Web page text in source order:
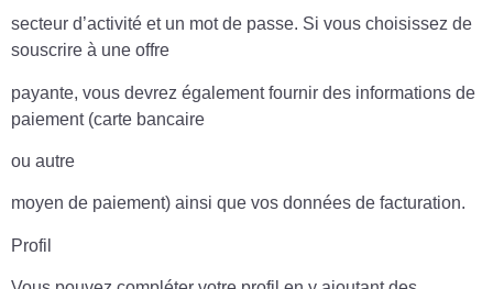
secteur d’activité et un mot de passe. Si vous choisissez de
souscrire à une offre
payante, vous devrez également fournir des informations de
paiement (carte bancaire
ou autre
moyen de paiement) ainsi que vos données de facturation.
Profil